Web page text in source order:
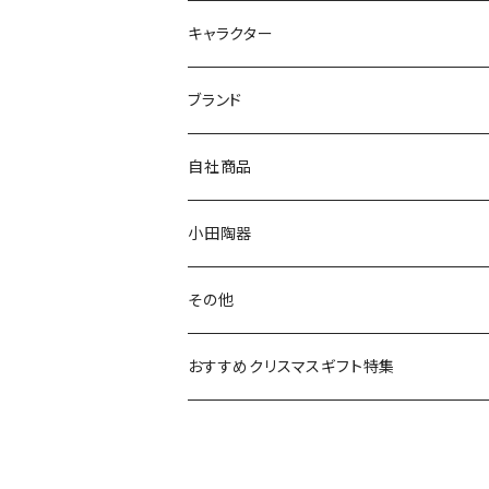
九谷焼
マグ＆カップ
プレート
ボウル
ガラスウェア
カトラリー
キャラクター
ムーミン
80th記念アイテム
リトルミイの日記念アイテム
MOOMIN ANIMATION
スヌーピー
ピーターラビット
ポケットモンスター
ブランド
LA AMYS(エミーズ)
LISA LARSON(リサラーソン)
LAURA ASHLEY(ローラ アシュレイ)
Finlayson(フィンレイソン)
自社商品
ねこ企画
Cecera(セセラ)
CELEC(セレック)
小田陶器
さざなみ
吉祥
その他
リサイクル食器
おすすめクリスマスギフト特集